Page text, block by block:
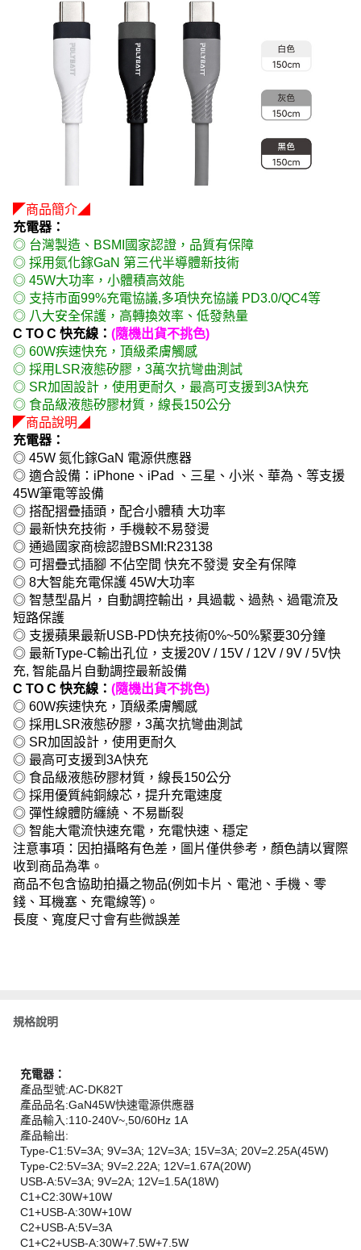
◤商品簡介◢
充電器：
◎ 台灣製造、BSMI國家認證，品質有保障
◎ 採用氮化鎵GaN 第三代半導體新技術
◎ 45W大功率，小體積高效能
◎ 支持市面99%充電協議,多項快充協議 PD3.0/QC4等
◎ 八大安全保護，高轉換效率、低發熱量
C TO C 快充線： (隨機出貨不挑色)
◎ 60W疾速快充，頂級柔膚觸感
◎ 採用LSR液態矽膠，3萬次抗彎曲測試
◎ SR加固設計，使用更耐久，最高可支援到3A快充
◎ 食品級液態矽膠材質，線長150公分
◤商品說明◢
充電器：
◎ 45W 氮化鎵GaN 電源供應器
◎ 適合設備：iPhone、iPad 、三星、小米、華為、等支援
45W筆電等設備
◎ 搭配摺疊插頭，配合小體積 大功率
◎ 最新快充技術，手機較不易發燙
◎ 通過國家商檢認證BSMI:R23138
◎ 可摺疊式插腳 不佔空間 快充不發燙 安全有保障
◎ 8大智能充電保護 45W大功率
◎ 智慧型晶片，自動調控輸出，具過載、過熱、過電流及
短路保護
◎ 支援蘋果最新USB-PD快充技術0%~50%緊要30分鐘
◎ 最新Type-C輸出孔位，支援20V / 15V / 12V / 9V / 5V快
充, 智能晶片自動調控最新設備
C TO C 快充線： (隨機出貨不挑色)
◎ 60W疾速快充，頂級柔膚觸感
◎ 採用LSR液態矽膠，3萬次抗彎曲測試
◎ SR加固設計，使用更耐久
◎ 最高可支援到3A快充
◎ 食品級液態矽膠材質，線長150公分
◎ 採用優質純銅線芯，提升充電速度
◎ 彈性線體防纏繞、不易斷裂
◎ 智能大電流快速充電，充電快速、穩定
注意事項：因拍攝略有色差，圖片僅供參考，顏色請以實際
收到商品為準。
商品不包含協助拍攝之物品(例如卡片、電池、手機、零
錢、耳機塞、充電線等)。
長度、寬度尺寸會有些微誤差
規格說明
充電器：
產品型號:AC-DK82T
產品品名:GaN45W快速電源供應器
產品輸入:110-240V~,50/60Hz 1A
產品輸出:
Type-C1:5V=3A; 9V=3A; 12V=3A; 15V=3A; 20V=2.25A(45W)
Type-C2:5V=3A; 9V=2.22A; 12V=1.67A(20W)
USB-A:5V=3A; 9V=2A; 12V=1.5A(18W)
C1+C2:30W+10W
C1+USB-A:30W+10W
C2+USB-A:5V=3A
C1+C2+USB-A:30W+7.5W+7.5W